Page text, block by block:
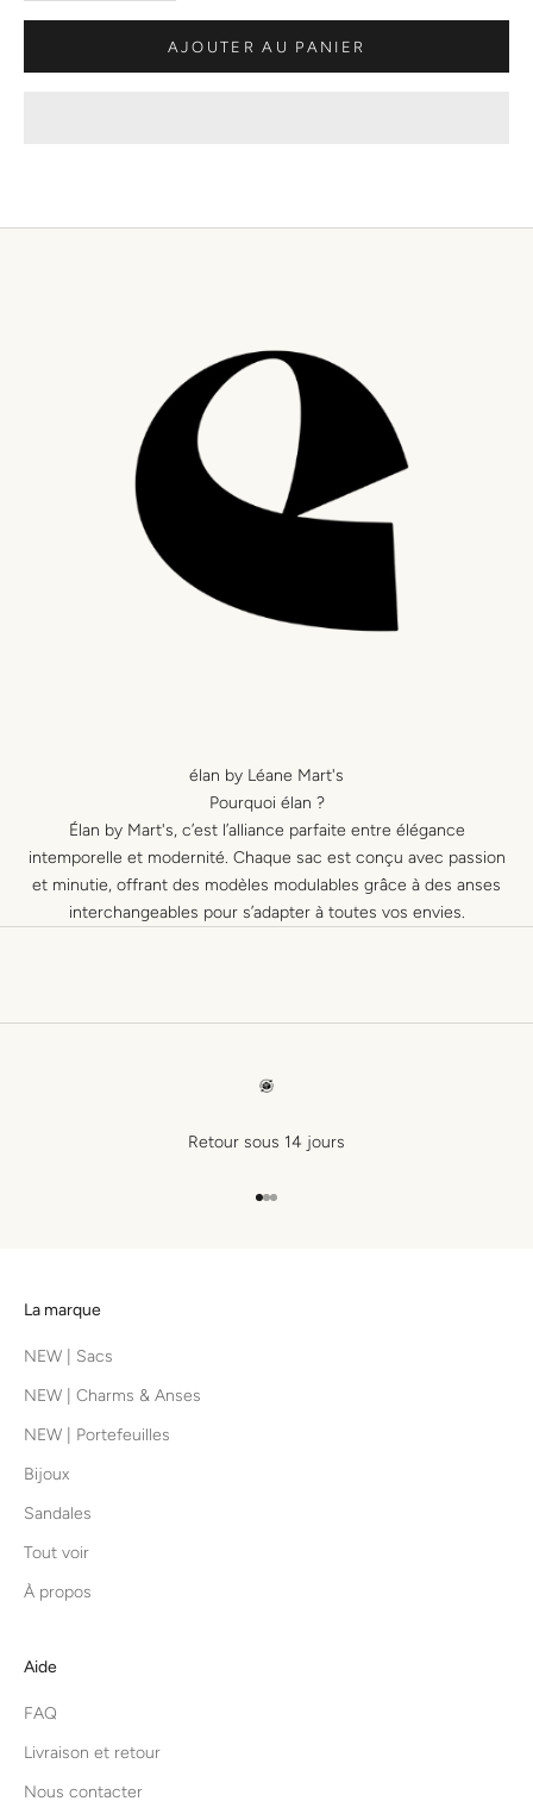
AJOUTER AU PANIER
élan by Léane Mart's
Pourquoi élan ?
Élan by Mart's, c’est l’alliance parfaite entre élégance
intemporelle et modernité. Chaque sac est conçu avec passion
et minutie, offrant des modèles modulables grâce à des anses
interchangeables pour s’adapter à toutes vos envies.
Retour sous 14 jours
Aller à l'élément 1
Aller à l'élément 2
Aller à l'élément 3
La marque
NEW | Sacs
NEW | Charms & Anses
NEW | Portefeuilles
Bijoux
Sandales
Tout voir
À propos
Aide
FAQ
Livraison et retour
Nous contacter